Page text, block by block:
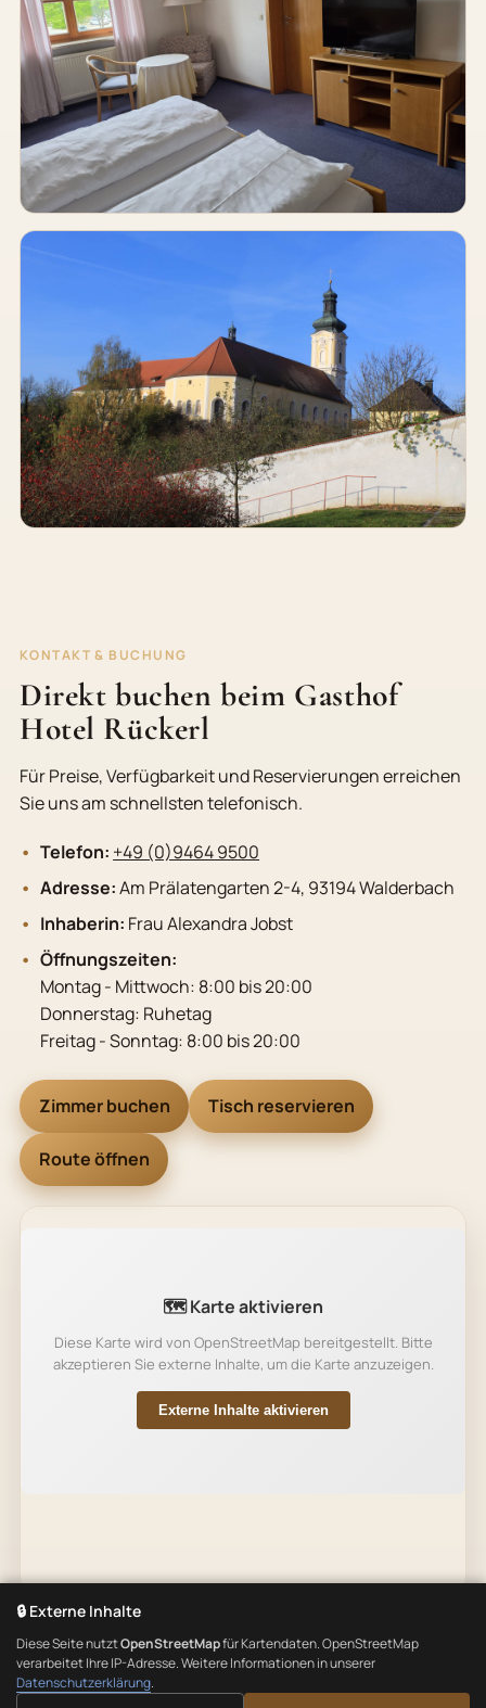
KONTAKT & BUCHUNG
Direkt buchen beim Gasthof
Hotel Rückerl
Für Preise, Verfügbarkeit und Reservierungen erreichen
Sie uns am schnellsten telefonisch.
Telefon: +49 (0)9464 9500
Adresse:Am Prälatengarten 2-4, 93194 Walderbach
Inhaberin: Frau Alexandra Jobst
Öffnungszeiten:
Montag - Mittwoch: 8:00 bis 20:00
Donnerstag: Ruhetag
Freitag - Sonntag: 8:00 bis 20:00
Zimmer buchen Tisch reservieren
Route öffnen
🗺️ Karte aktivieren
Diese Karte wird von OpenStreetMap bereitgestellt. Bitte
akzeptieren Sie externe Inhalte, um die Karte anzuzeigen.
Externe Inhalte aktivieren
🔒 Externe Inhalte
Diese Seite nutztOpenStreetMapfür Kartendaten. OpenStreetMap
verarbeitet Ihre IP-Adresse. Weitere Informationen in unserer
Datenschutzerklärung.
©2026Gasthof Hotel Rückerl, Walderbach